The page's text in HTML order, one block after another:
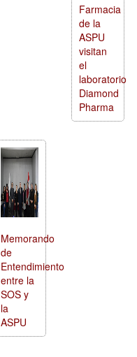
Farmacia
de la
ASPU
visitan
el
laboratorio
Diamond
Pharma
Memorando
de
Entendimiento
entre la
SOS y
la
ASPU